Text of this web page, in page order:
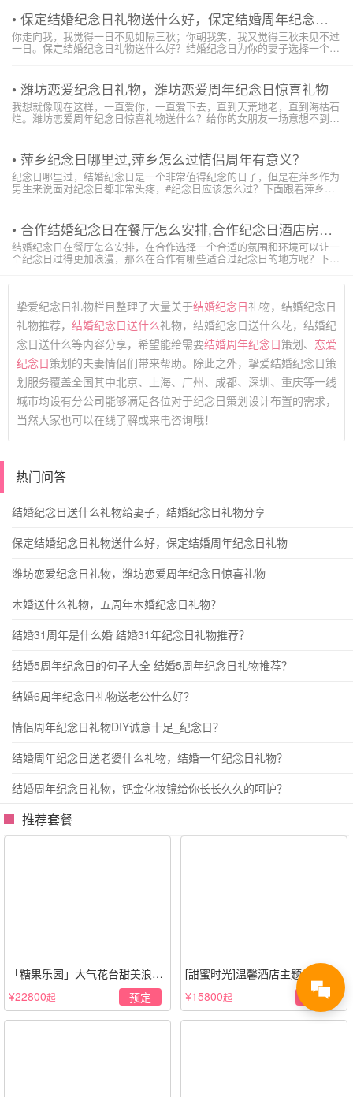
什么礼物给妻子，其实... • 保定结婚纪念日礼物送什么好，保定结婚周年纪念日礼物
你走向我，我觉得一日不见如隔三秋；你朝我笑，我又觉得三秋未见不过
一日。保定结婚纪念日礼物送什么好？结婚纪念日为你的妻子选择一个不
送什么好：梳子礼盒...
• 潍坊恋爱纪念日礼物，潍坊恋爱周年纪念日惊喜礼物
我想就像现在这样，一直爱你，一直爱下去，直到天荒地老，直到海枯石
烂。潍坊恋爱周年纪念日惊喜礼物送什么？给你的女朋友一场意想不到的
礼物前十件排名...
• 萍乡纪念日哪里过,萍乡怎么过情侣周年有意义？
纪念日哪里过，结婚纪念日是一个非常值得纪念的日子，但是在萍乡作为
男生来说面对纪念日都非常头疼，#纪念日应该怎么过？下面跟着萍乡纪
• 合作结婚纪念日在餐厅怎么安排,合作纪念日酒店房间布置？
结婚纪念日在餐厅怎么安排，在合作选择一个合适的氛围和环境可以让一
个纪念日过得更加浪漫，那么在合作有哪些适合过纪念日的地方呢？下面
容分享吧！ 合作结婚纪念日在餐厅怎么安排:合作香巴拉大酒店 ...
挚爱纪念日礼物栏目整理了大量关于结婚纪念日礼物，结婚纪念日
礼物推荐， 结婚纪念日送什么礼物，结婚纪念日送什么花，结婚纪
念日送什么等内容分享，希望能给需要结婚周年纪念日策划、 恋爱
纪念日策划的夫妻情侣们带来帮助。除此之外，挚爱结婚纪念日策
划服务覆盖全国其中北京、上海、广州、成都、深圳、重庆等一线
城市均设有分公司能够满足各位对于纪念日策划设计布置的需求，
当然大家也可以在线了解或来电咨询哦！
热门问答
结婚纪念日送什么礼物给妻子，结婚纪念日礼物分享
保定结婚纪念日礼物送什么好，保定结婚周年纪念日礼物
潍坊恋爱纪念日礼物，潍坊恋爱周年纪念日惊喜礼物
木婚送什么礼物，五周年木婚纪念日礼物？
结婚31周年是什么婚 结婚31年纪念日礼物推荐？
结婚5周年纪念日的句子大全 结婚5周年纪念日礼物推荐？
结婚6周年纪念日礼物送老公什么好？
情侣周年纪念日礼物DIY诚意十足_纪念日？
结婚周年纪念日送老婆什么礼物，结婚一年纪念日礼物？
结婚周年纪念日礼物，钯金化妆镜给你长长久久的呵护？
推荐套餐
「糖果乐园」大气花台甜美浪漫
策划
¥22800起 预定
[甜蜜时光]温馨酒店主题
¥15800起 预定